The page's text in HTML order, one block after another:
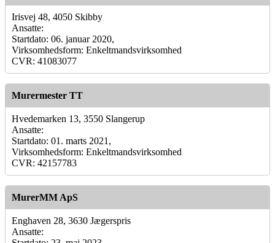
Irisvej 48, 4050 Skibby
Ansatte:
Startdato: 06. januar 2020,
Virksomhedsform: Enkeltmandsvirksomhed
CVR: 41083077
Murermester TT
Hvedemarken 13, 3550 Slangerup
Ansatte:
Startdato: 01. marts 2021,
Virksomhedsform: Enkeltmandsvirksomhed
CVR: 42157783
MurerMM ApS
Enghaven 28, 3630 Jægerspris
Ansatte: